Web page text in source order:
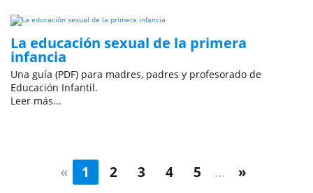
La educación sexual de la primera
infancia
Una guía (PDF) para madres, padres y profesorado de
Educación Infantil.
Leer más...
« 1 2 3 4 5 ... »